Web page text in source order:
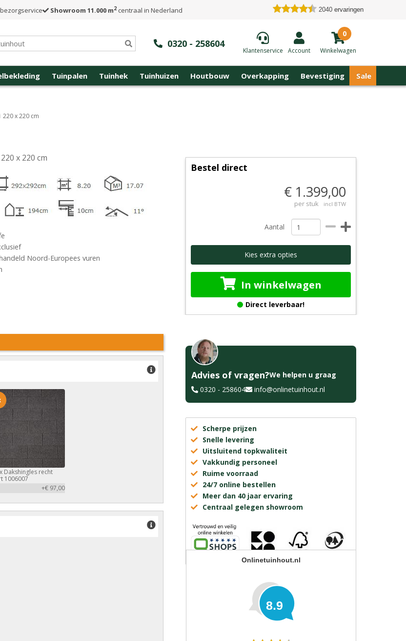
Showroom 11.000 m2centraal in Nederland 2040 ervaringen
0320 - 258604
Klantenservice Account
0
Winkelwagen
Tuinpalen Tuinhek Tuinhuizen Houtbouw Overkapping Bevestiging Sale
220 x 220 cm
x 220 cm
Noord-Europees vuren
Dakshingles recht
1006007
+€ 97,00
Bestel direct
€ 1.399,00
per stuk incl BTW
Aantal
Kies extra opties
In winkelwagen
Direct leverbaar!
Advies of vragen?We helpen u graag
0320 - 258604
info@onlinetuinhout.nl
Scherpe prijzen
Snelle levering
Uitsluitend topkwaliteit
Vakkundig personeel
Ruime voorraad
24/7 online bestellen
Meer dan 40 jaar ervaring
Centraal gelegen showroom
Onlinetuinhout.nl
8.9